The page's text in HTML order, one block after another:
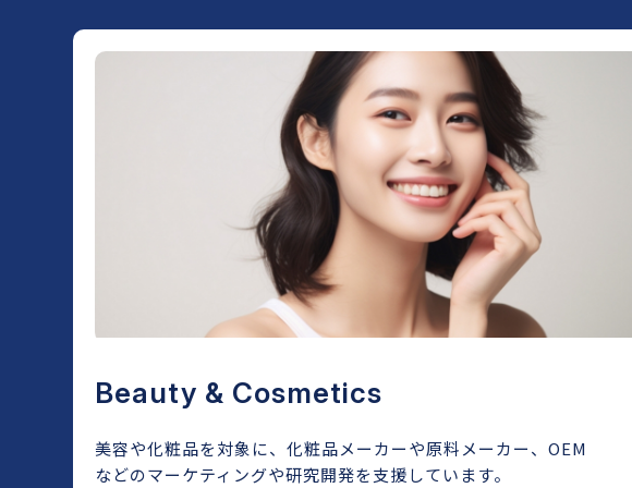
Beauty & Cosmetics
美容や化粧品を対象に、化粧品メーカーや原料メーカー、OEM
などのマーケティングや研究開発を支援しています。